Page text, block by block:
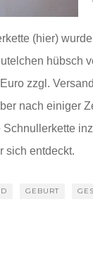
(hier)
hübsch
zzgl.
nach einiger
Schnullerkette
sich entdeckt.
GEBURT